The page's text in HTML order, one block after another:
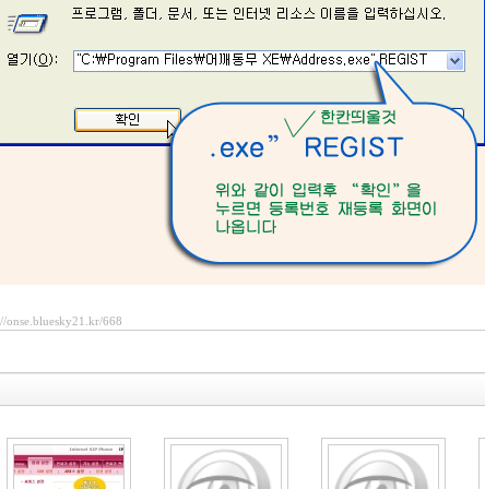
onse.bluesky21.kr/668